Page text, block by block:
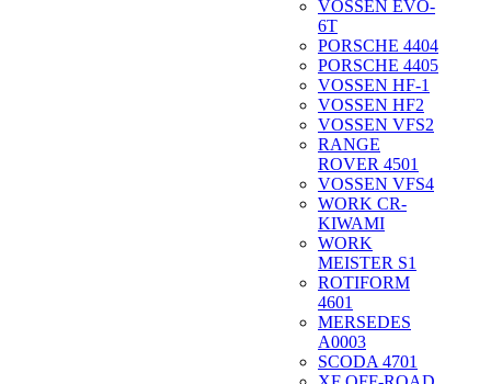
VOSSEN EVO-
6T
PORSCHE 4404
PORSCHE 4405
VOSSEN HF-1
VOSSEN HF2
VOSSEN VFS2
RANGE
ROVER 4501
VOSSEN VFS4
WORK CR-
KIWAMI
WORK
MEISTER S1
ROTIFORM
4601
MERSEDES
A0003
SCODA 4701